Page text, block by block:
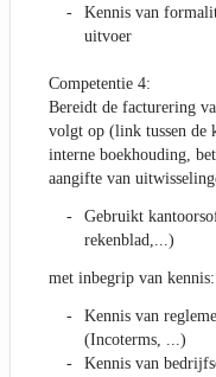
Kennis van
uitvoer
Competentie 4:
Bereidt de facturering
volgt op (link tussen de
interne boekhouding,
aangifte van
Gebruikt
rekenblad,...)
met inbegrip van kennis:
Kennis van
(Incoterms, ...)
Kennis van